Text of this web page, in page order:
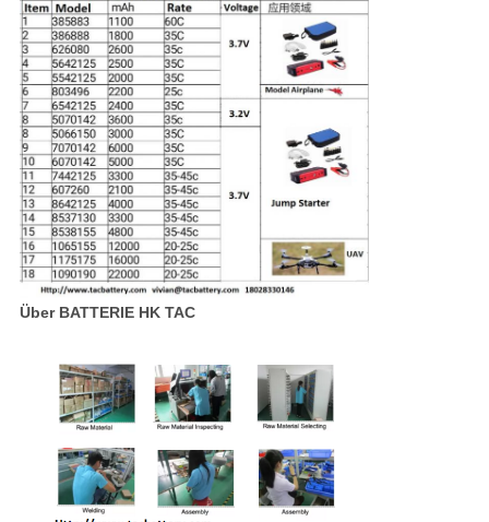
Über BATTERIE HK TAC